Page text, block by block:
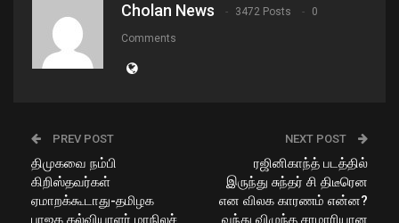
Cholan News 3472 Posts 0
Comments
PREV POST
திமுகவை நம்பி
கிறிஸ்தவர்கள்
ஏமாறக்கூடாது-தமிழக
பாஜக கல்வியாளர் மாநிலச்
NEXT POST
ரஜினிகாந்த் படத்தில்
இருந்து சுந்தர் சி திடீரென
என விலக காரணம் என்ன?
வந்து விழுந்த சரமாரியான